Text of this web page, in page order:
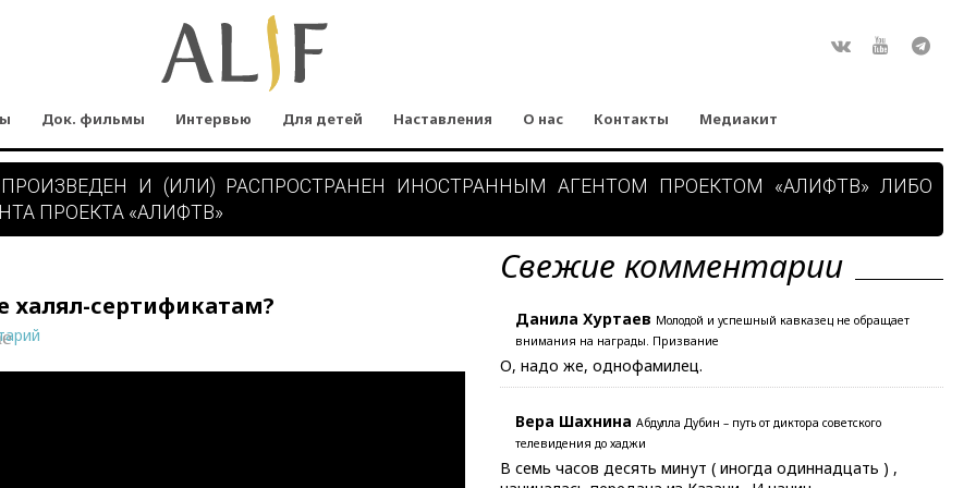
Док. фильмы Интервью Для детей Наставления О нас Контакты Медиакит
И (ИЛИ) РАСПРОСТРАНЕН ИНОСТРАННЫМ АГЕНТОМ ПРОЕКТОМ «АЛИФТВ» ЛИБО
ПРОЕКТА «АЛИФТВ»
сертификатам?
Свежие комментарии
Данила Хуртаев Молодой и успешный кавказец не обращает
внимания на награды. Призвание
О, надо же, однофамилец.
Вера Шахнина Абдулла Дубин – путь от диктора советского
телевидения до хаджи
В семь часов десять минут ( иногда одиннадцать ) ,